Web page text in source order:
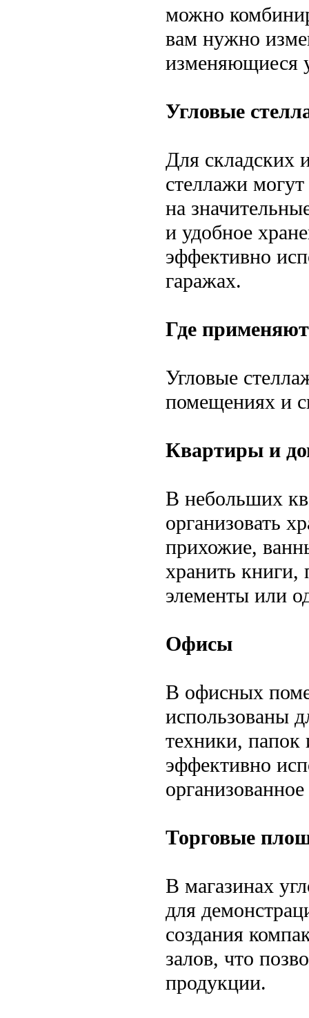
можно
вам нужно
изменяющиеся
Угловые
Для складских
стеллажи
на
и удобное
эффективно
гаражах.
Где
Угловые
помещениях и
Квартиры и
В небольших
организовать
прихожие,
хранить книги,
элементы или
Офисы
В офисных
использованы
техники,
эффективно
Торговые
В магазинах
для
создания
залов, что
продукции.